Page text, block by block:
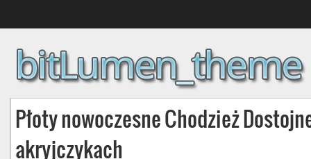
Płoty nowoczesne Chodzież
akryjczykach